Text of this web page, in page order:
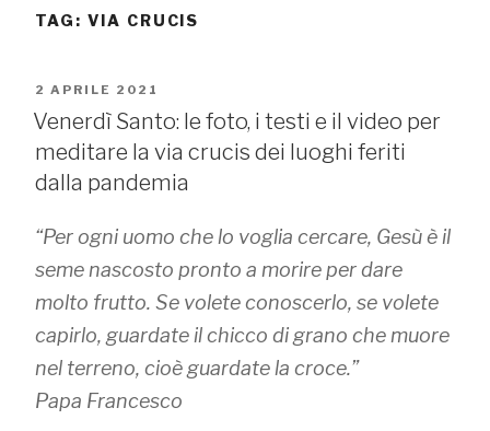
TAG: VIA CRUCIS
PUBBLICATO
IL
2 APRILE 2021
Venerdì Santo: le foto, i testi e il video per
meditare la via crucis dei luoghi feriti
dalla pandemia
“Per ogni uomo che lo voglia cercare, Gesù è il
seme nascosto pronto a morire per dare
molto frutto. Se volete conoscerlo, se volete
capirlo, guardate il chicco di grano che muore
nel terreno, cioè guardate la croce.”
Papa Francesco